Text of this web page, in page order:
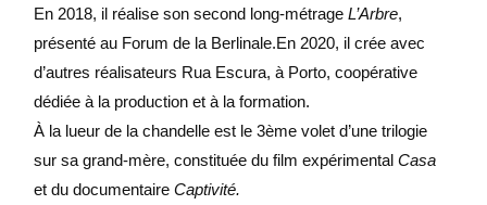
En 2018, il réalise son second long-métrageL’Arbre,
présenté au Forum de la Berlinale.En 2020, il crée avec
d’autres réalisateurs Rua Escura, à Porto, coopérative
dédiée à la production et à la formation.
À la lueur de la chandelle est le 3ème volet d’une trilogie
sur sa grand-mère, constituée du film expérimentalCasa
et du documentaire Captivité.